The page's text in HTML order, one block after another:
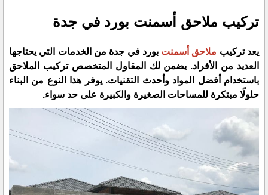
تركيب ملاحق أسمنت بورد في جدة
يعد تركيب ملاحق أسمنت بورد في جدة من الخدمات التي يحتاجها
العديد من الأفراد. يضمن لك المقاول المتخصص تركيب الملاحق
باستخدام أفضل المواد وأحدث التقنيات. يوفر هذا النوع من البناء
حلولًا مبتكرة للمساحات الصغيرة والكبيرة على حد سواء.